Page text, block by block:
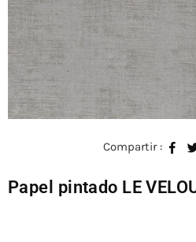
Compartir :
Papel pintado LE